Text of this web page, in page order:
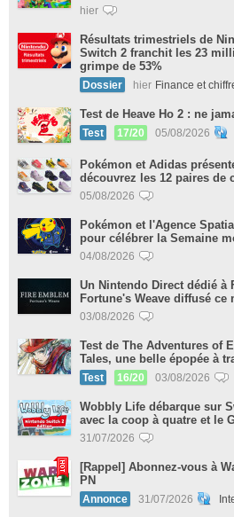
hier
Résultats trimestriels de
Switch 2 franchit les 23
grimpe de 53%
Dossier hier Finance et
Test de Heave Ho 2 : ne
Test 17/20 05/08/2026
Pokémon et Adidas
découvrez les 12 paires de
05/08/2026
Pokémon et l'Agence
pour célébrer la Semaine
04/08/2026
Un Nintendo Direct dédié à
Fortune's Weave diffusé ce
03/08/2026
Test de The Adventures of
Tales, une belle épopée à
Test 16/20 03/08/2026
Wobbly Life débarque sur
avec la coop à quatre et le
31/07/2026
[Rappel] Abonnez-vous à
PN
Annonce 31/07/2026